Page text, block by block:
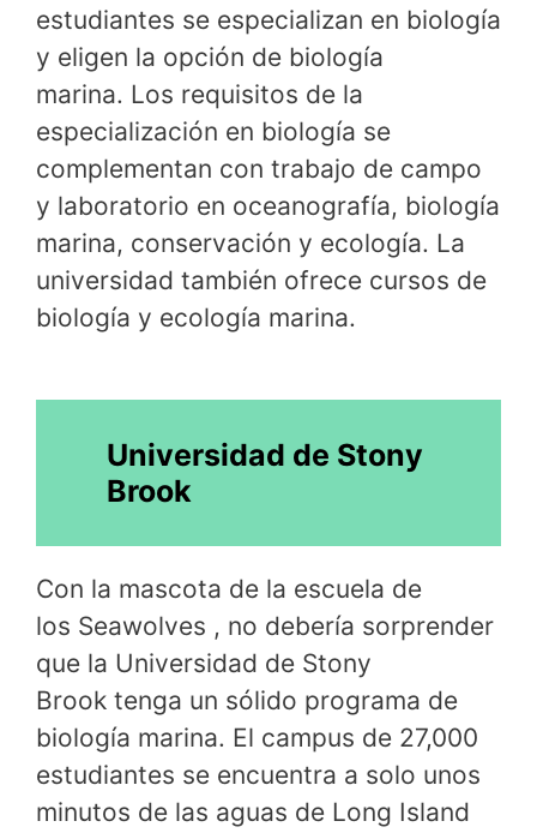
estudiantes se especializan en biología
y eligen la opción de biología
marina. Los requisitos de la
especialización en biología se
complementan con trabajo de campo
y laboratorio en oceanografía, biología
marina, conservación y ecología. La
universidad también ofrece cursos de
biología y ecología marina.
Universidad de Stony
Brook
Con la mascota de la escuela de
los Seawolves , no debería sorprender
que la Universidad de Stony
Brook tenga un sólido programa de
biología marina. El campus de 27,000
estudiantes se encuentra a solo unos
minutos de las aguas de Long Island